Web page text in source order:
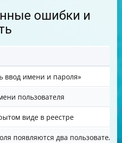
ошибки и
ввод имени и пароля»
пользователя
виде в реестре
появляются два пользователя